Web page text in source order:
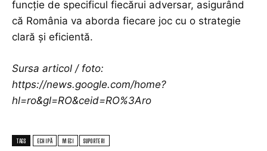
funcție de specificul fiecărui adversar, asigurând
că România va aborda fiecare joc cu o strategie
clară și eficientă.
Sursa articol / foto:
https://news.google.com/home?
hl=ro&gl=RO&ceid=RO%3Aro
TAGS ECHIPĂ MECI SUPORTERI